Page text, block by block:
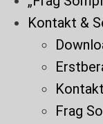
Kontakt &
Frag